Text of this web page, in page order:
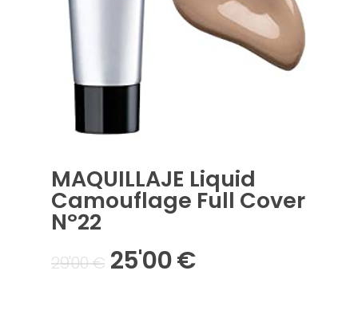
MAQUILLAJE Liquid
Camouflage Full Cover
Nº22
29'00€ 25'00€